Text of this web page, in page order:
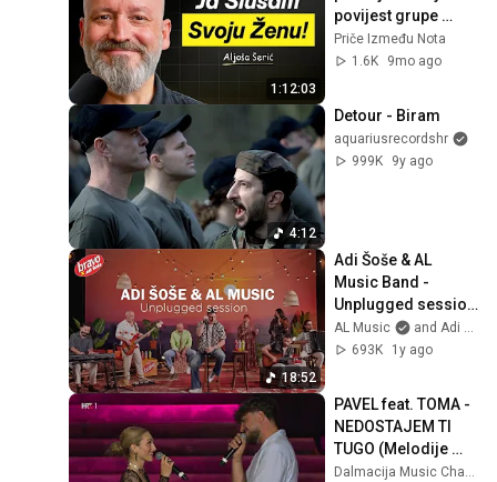
Hrvatska radiotelevizija
Nina Badric - U meni jesen
je (Halid Beslic cover),
Lisinski
Nina Badric
1:12:03
povijest grupe
Pavel? (Aljoša
Šerić)
Priče Između Nota
1.6K
9mo ago
4:12
Detour - Biram
aquariusrecordshr
999K
9y ago
18:52
Adi Šoše & AL
Music Band -
Unplugged session
(powered by Bravo)
AL Music
and Adi Šoše / AL Music
693K
1y ago
PAVEL feat. TOMA -
NEDOSTAJEM TI
TUGO (Melodije
Jadrana 2026.)
Dalmacija Music Channel